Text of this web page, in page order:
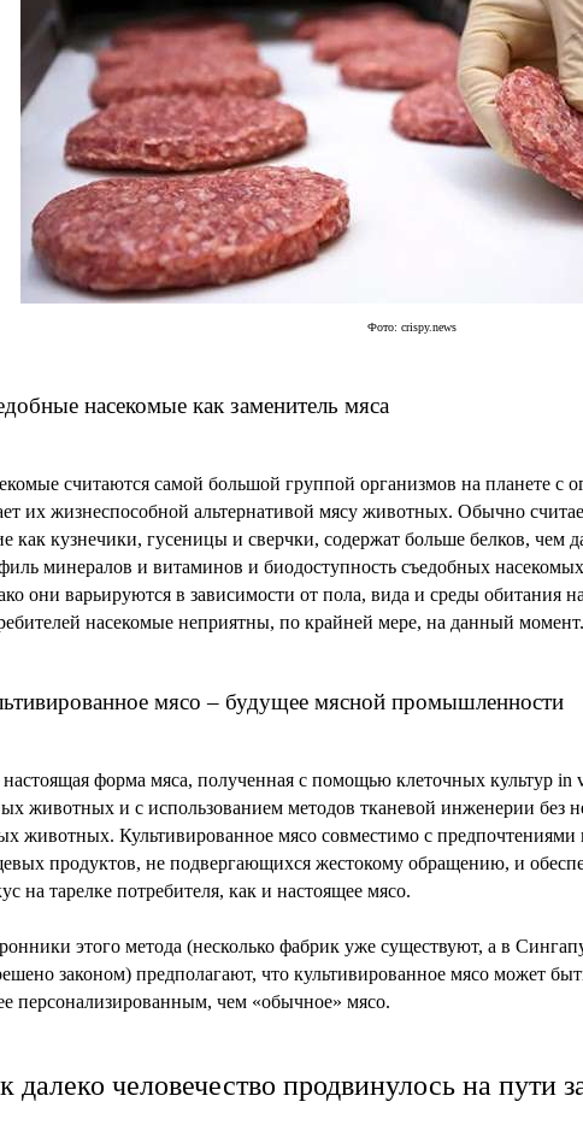
Фото: crispy.news
насекомые как заменитель мяса
считаются самой большой группой организмов на планете с
их жизнеспособной альтернативой мясу животных. Обычно
как кузнечики, гусеницы и сверчки, содержат больше белков, чем
минералов и витаминов и биодоступность съедобных
они варьируются в зависимости от пола, вида и среды обитания
насекомые неприятны, по крайней мере, на данный момент.
мясо – будущее мясной промышленности
форма мяса, полученная с помощью клеточных культур in
животных и с использованием методов тканевой инженерии без
животных. Культивированное мясо совместимо с предпочтениями
продуктов, не подвергающихся жестокому обращению, и
на тарелке потребителя, как и настоящее мясо.
этого метода (несколько фабрик уже существуют, а в
законом) предполагают, что культивированное мясо может
персонализированным, чем «обычное» мясо.
далеко человечество продвинулось на пути